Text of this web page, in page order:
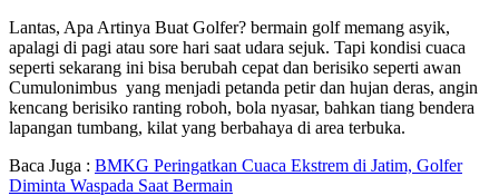
Lantas, Apa Artinya Buat Golfer? bermain golf memang asyik,
apalagi di pagi atau sore hari saat udara sejuk. Tapi kondisi cuaca
seperti sekarang ini bisa berubah cepat dan berisiko seperti awan
Cumulonimbus yang menjadi petanda petir dan hujan deras, angin
kencang berisiko ranting roboh, bola nyasar, bahkan tiang bendera
lapangan tumbang, kilat yang berbahaya di area terbuka.
Baca Juga : BMKG Peringatkan Cuaca Ekstrem di Jatim, Golfer
Diminta Waspada Saat Bermain